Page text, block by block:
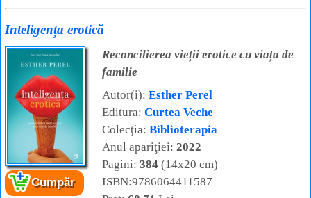
Inteligența erotică
Cumpăr
Reconcilierea vieții erotice cu viața de
familie
Autor(i): Esther Perel
Editura: Curtea Veche
Colecţia: Biblioterapia
Anul apariţiei: 2022
Pagini: 384 (14x20 cm)
ISBN:9786064411587